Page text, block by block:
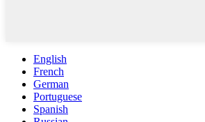
English
French
German
Portuguese
Spanish